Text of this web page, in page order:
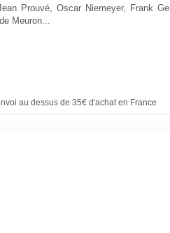
Prouvé, Oscar Niemeyer, Frank
Meuron...
au dessus de 35€ d'achat en France